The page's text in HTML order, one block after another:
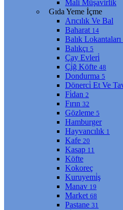
Mali̇ Müşavi̇rli̇k
Gıda Yeme İçme
Arıcılık Ve Bal
Baharat 14
Balık Lokantaları
Balıkçı 5
Çay Evleri̇
Çi̇ğ Köfte 48
Dondurma 5
Dönerci̇ Et Ve
Fi̇dan 2
Fırın 32
Gözleme 5
Hamburger
Hayvancılık 1
Kafe 20
Kasap 11
Köfte
Kokoreç
Kuruyemi̇ş
Manav 19
Market 68
Pastane 31